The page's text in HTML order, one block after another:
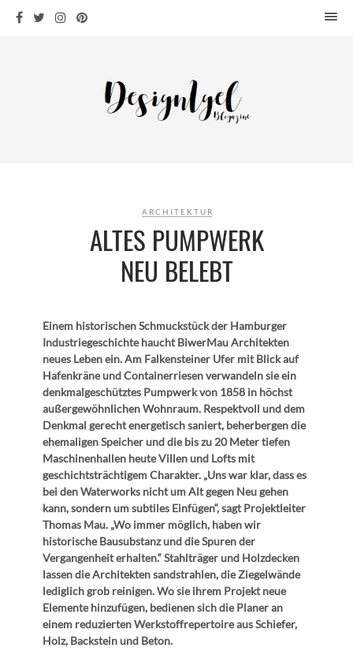
WOHNEN
KÜCHE
ARCHITEKTUR
ARCHITEKTUR
ALTES PUMPWERK
NEU BELEBT
Einem historischen Schmuckstück der Hamburger
Industriegeschichte haucht BiwerMau Architekten
neues Leben ein. Am Falkensteiner Ufer mit Blick auf
Hafenkräne und Containerriesen verwandeln sie ein
denkmalgeschütztes Pumpwerk von 1858 in höchst
außergewöhnlichen Wohnraum. Respektvoll und dem
Denkmal gerecht energetisch saniert, beherbergen die
ehemaligen Speicher und die bis zu 20 Meter tiefen
Maschinenhallen heute Villen und Lofts mit
geschichtsträchtigem Charakter. „Uns war klar, dass es
bei den Waterworks nicht um Alt gegen Neu gehen
kann, sondern um subtiles Einfügen“, sagt Projektleiter
Thomas Mau. „Wo immer möglich, haben wir
historische Bausubstanz und die Spuren der
Vergangenheit erhalten.“ Stahlträger und Holzdecken
lassen die Architekten sandstrahlen, die Ziegelwände
lediglich grob reinigen. Wo sie ihrem Projekt neue
Elemente hinzufügen, bedienen sich die Planer an
einem reduzierten Werkstoffrepertoire aus Schiefer,
Holz, Backstein und Beton.